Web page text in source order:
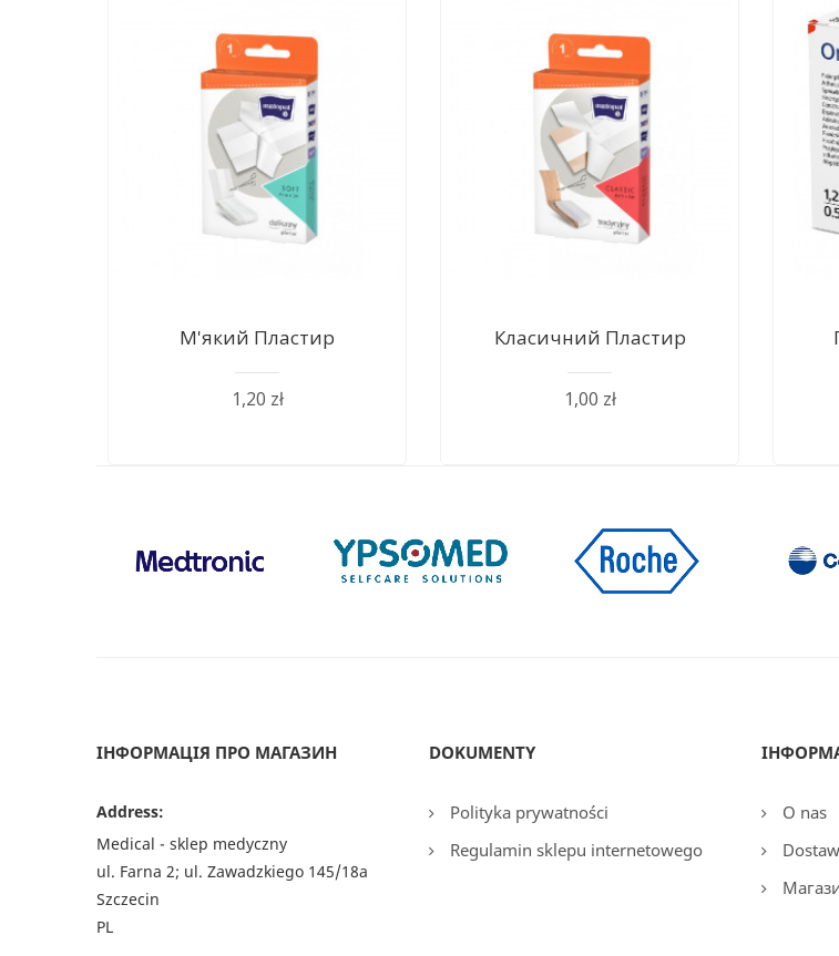
М'який Пластир
1,20 zł
Класичний Пластир
1,00 zł
ІНФОРМАЦІЯ ПРО МАГАЗИН
Address:
Medical - sklep medyczny
ul. Farna 2; ul. Zawadzkiego 145/18a
Szczecin
PL
DOKUMENTY
Polityka prywatności
Regulamin sklepu internetowego
O nas